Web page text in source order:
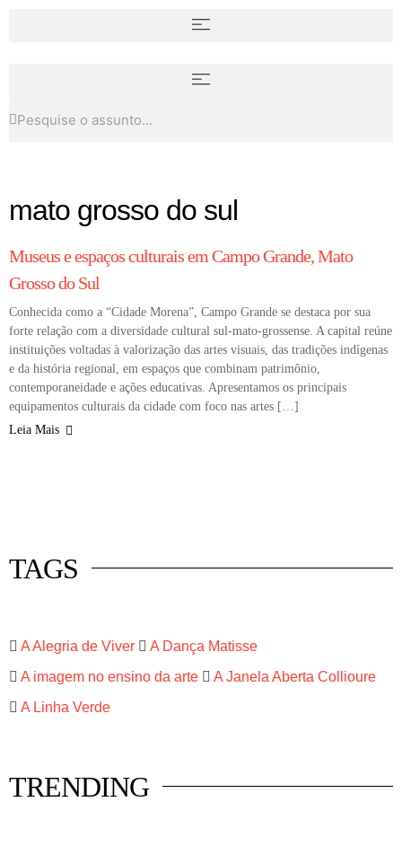
30 obras mais famosas da história
da arte
arte que reconecta o humano à
natureza
mato grosso do sul
DICAS
Museus e espaços culturais em Campo Grande, Mato
Grosso do Sul
Conhecida como a “Cidade Morena”, Campo Grande se destaca por sua
forte relação com a diversidade cultural sul-mato-grossense. A capital reúne
instituições voltadas à valorização das artes visuais, das tradições indígenas
e da história regional, em espaços que combinam patrimônio,
contemporaneidade e ações educativas. Apresentamos os principais
equipamentos culturais da cidade com foco nas artes […]
Leia Mais
TAGS
A Alegria de Viver
A Dança Matisse
A imagem no ensino da arte
A Janela Aberta Collioure
A Linha Verde
TRENDING